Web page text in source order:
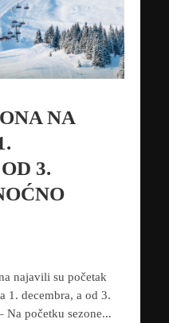
NA
3.
najavili su početak
1. decembra, a od 3.
početku sezone...